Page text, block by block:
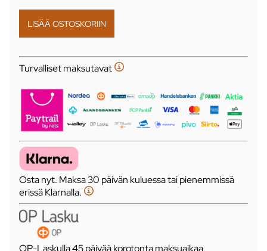
Turvalliset maksutavat
Osta nyt. Maksa 30 päivän kuluessa tai pienemmissä
erissä Klarnalla.
OP-Laskulla 45 päivää korotonta maksuaikaa,